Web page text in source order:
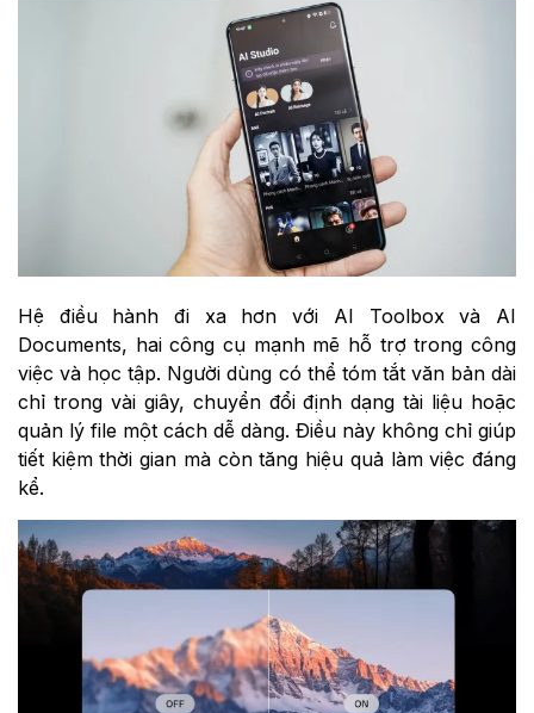
Hệ điều hành đi xa hơn với AI Toolbox và AI
Documents, hai công cụ mạnh mẽ hỗ trợ trong công
việc và học tập. Người dùng có thể tóm tắt văn bản dài
chỉ trong vài giây, chuyển đổi định dạng tài liệu hoặc
quản lý file một cách dễ dàng. Điều này không chỉ giúp
tiết kiệm thời gian mà còn tăng hiệu quả làm việc đáng
kể.